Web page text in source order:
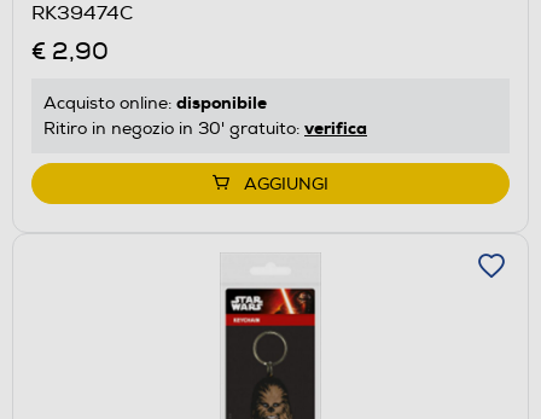
RK39474C
€ 2,90
Acquisto online: disponibile
Ritiro in negozio in 30' gratuito: verifica
AGGIUNGI